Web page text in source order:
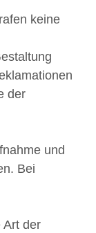
keine
der
und
Bei
Art der